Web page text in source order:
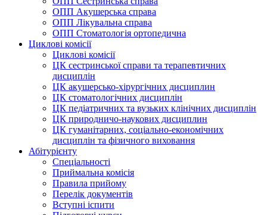
ОПП Акушерська справа
ОПП Лікувальна справа
ОПП Стоматологія ортопедична
Циклові комісії
Циклові комісії
ЦК сестринської справи та терапевтичних
дисциплін
ЦК акушерсько-хірургічних дисциплин
ЦК стоматологічних дисциплін
ЦК педіатричних та вузьких клінічних дисциплін
ЦК природничо-наукових дисциплин
ЦК гуманітарних, соціально-економічних
дисциплін та фізичного виховання
Абітурієнту
Спеціальності
Приймальна комісія
Правила прийому
Перелік документів
Вступні іспити